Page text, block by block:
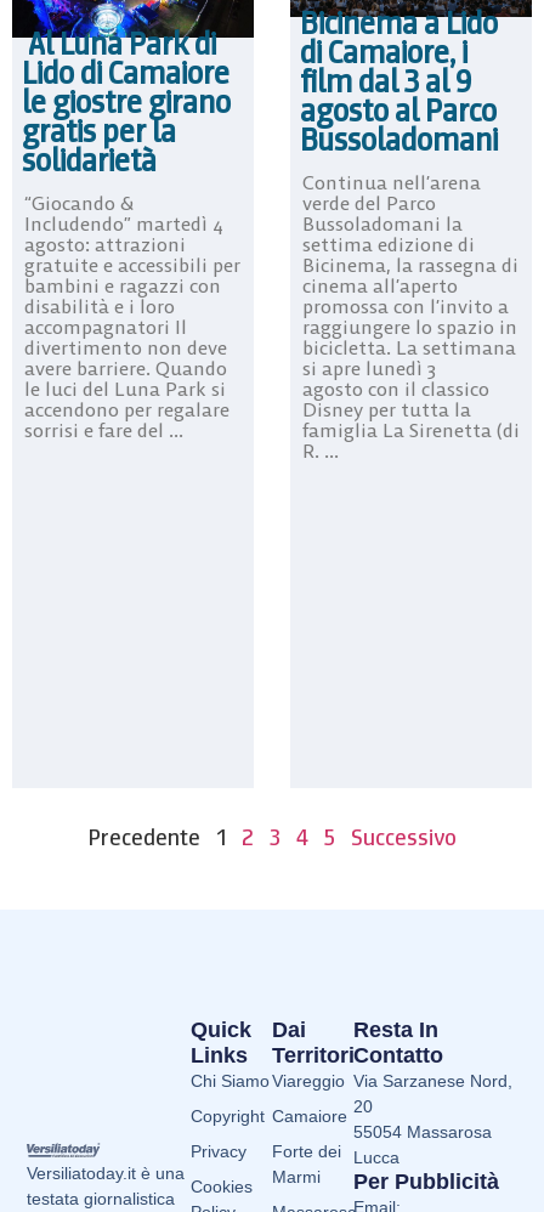
Al Luna Park di
Lido di Camaiore
le giostre girano
gratis per la
solidarietà
“Giocando &
Includendo” martedì 4
agosto: attrazioni
gratuite e accessibili per
bambini e ragazzi con
disabilità e i loro
accompagnatori Il
divertimento non deve
avere barriere. Quando
le luci del Luna Park si
accendono per regalare
sorrisi e fare del ...
Bicinema a Lido
di Camaiore, i
film dal 3 al 9
agosto al Parco
Bussoladomani
Continua nell’arena
verde del Parco
Bussoladomani la
settima edizione di
Bicinema, la rassegna di
cinema all’aperto
promossa con l’invito a
raggiungere lo spazio in
bicicletta. La settimana
si apre lunedì 3
agosto con il classico
Disney per tutta la
famiglia La Sirenetta (di
R. ...
Precedente 1 2 3 4 5 Successivo
Versiliatoday.it è una
testata giornalistica
Dai
Territori
Viareggio
Camaiore
Forte dei
Marmi
Quick
Links
Chi Siamo
Copyright
Privacy
Cookies
Resta In
Contatto
Via Sarzanese Nord,
20
55054 Massarosa
Lucca
Per Pubblicità
Email: